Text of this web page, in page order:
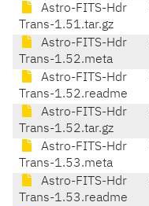
Astro-FITS-Hdr
Trans-1.51.tar.gz
Astro-FITS-Hdr
Trans-1.52.meta
Astro-FITS-Hdr
Trans-1.52.readme
Astro-FITS-Hdr
Trans-1.52.tar.gz
Astro-FITS-Hdr
Trans-1.53.meta
Astro-FITS-Hdr
Trans-1.53.readme